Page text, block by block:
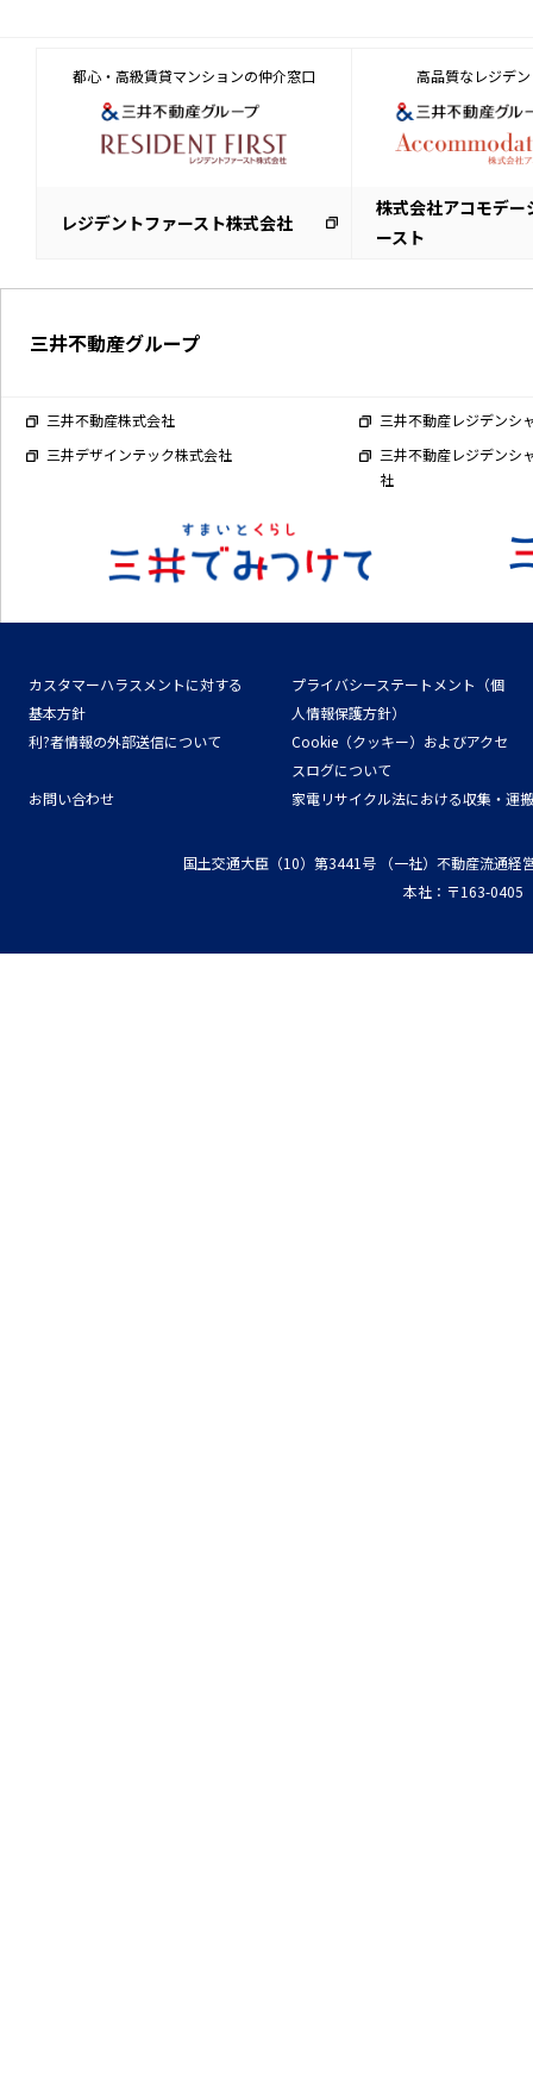
都心・高級賃貸マンションの仲介窓口
レジデントファースト株式会社
高品質なレジデ
株式会社アコモデー
ースト
三井不動産グループ
三井不動産株式会社
三井不動産レジデンシ
三井デザインテック株式会社
三井不動産レジデンシ
社
カスタマーハラスメントに対する
基本方針
プライバシーステートメント（個
人情報保護方針）
利?者情報の外部送信について
Cookie（クッキー）およびアクセ
スログについて
お問い合わせ
家電リサイクル法における収集・運
国土交通大臣（10）第3441号
（一社）不動産流通経
本社：〒163-